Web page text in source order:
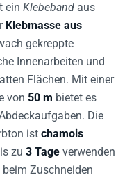
ein Klebeband aus
Klebmasse aus
gekreppte
Innenarbeiten und
Flächen. Mit einer
von 50 m bietet es
Die
ist chamois
zu 3 Tage verwenden
Zuschneiden